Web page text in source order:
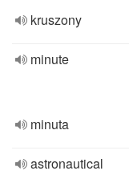
kruszony
minute
minuta
astronautical